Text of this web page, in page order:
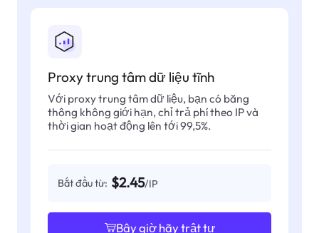
Proxy trung tâm dữ liệu tĩnh
Với proxy trung tâm dữ liệu, bạn có băng
thông không giới hạn, chỉ trả phí theo IP và
thời gian hoạt động lên tới 99,5%.
Bắt đầu từ: $2.45/IP
Bây giờ hãy trật tự